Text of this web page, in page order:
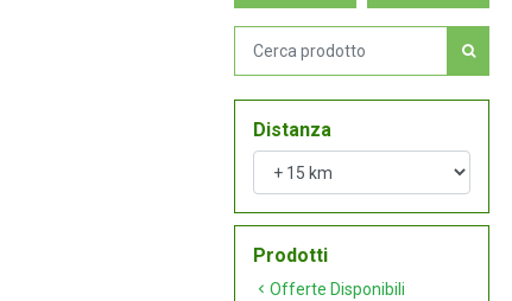
Distanza
Prodotti
Offerte Disponibili